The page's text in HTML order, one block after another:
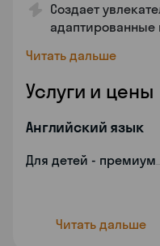
Создает
адаптированные
Читать дальше
Услуги и цены
Английский язык
Для детей - премиум
Читать дальше